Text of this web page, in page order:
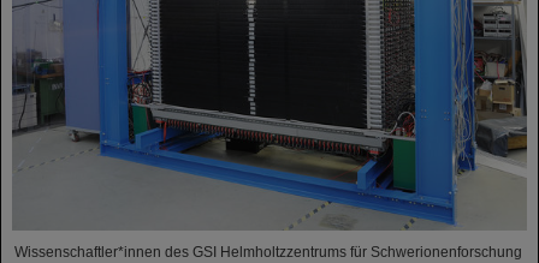
Wissenschaftler*innen des GSI Helmholtzzentrums für Schwerionenforschung